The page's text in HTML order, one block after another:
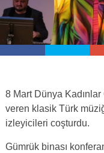
8 Mart Dünya
veren klasik Türk
izleyicileri coşturdu.
Gümrük binası